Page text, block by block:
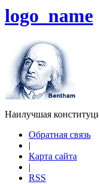
logo_name
Наилучшая
Обратная связь
|
Карта сайта
|
RSS